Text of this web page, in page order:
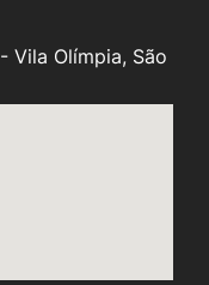
Vila Olímpia, São